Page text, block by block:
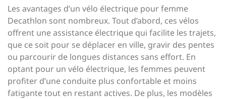
Les avantages d’un vélo électrique pour femme
Decathlon sont nombreux. Tout d’abord, ces vélos
offrent une assistance électrique qui facilite les trajets,
que ce soit pour se déplacer en ville, gravir des pentes
ou parcourir de longues distances sans effort. En
optant pour un vélo électrique, les femmes peuvent
profiter d’une conduite plus confortable et moins
fatigante tout en restant actives. De plus, les modèles